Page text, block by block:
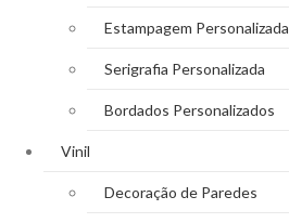
Estampagem Personalizada
Serigrafia Personalizada
Bordados Personalizados
Vinil
Decoração de Paredes